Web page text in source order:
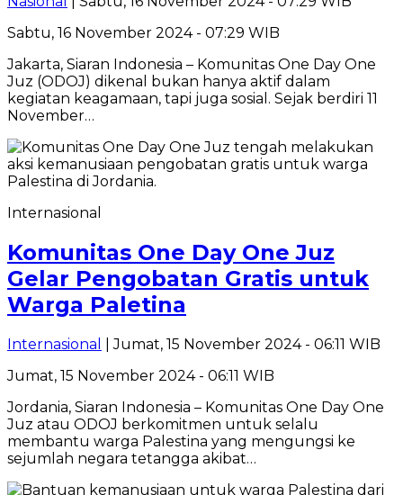
Sabtu, 16 November 2024 - 07:29 WIB
Jakarta, Siaran Indonesia – Komunitas One Day One
Juz (ODOJ) dikenal bukan hanya aktif dalam
kegiatan keagamaan, tapi juga sosial. Sejak berdiri 11
November…
Internasional
Komunitas One Day One Juz
Gelar Pengobatan Gratis untuk
Warga Paletina
Internasional
| Jumat, 15 November 2024 - 06:11 WIB
Jumat, 15 November 2024 - 06:11 WIB
Jordania, Siaran Indonesia – Komunitas One Day One
Juz atau ODOJ berkomitmen untuk selalu
membantu warga Palestina yang mengungsi ke
sejumlah negara tetangga akibat…